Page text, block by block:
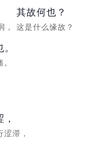
，
其故何也？
这是什么缘故？
。
涩滞，